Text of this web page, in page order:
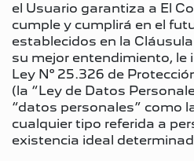
el Usuario garantiza a El
cumple y cumplirá en el
establecidos en la Cláusula
su mejor entendimiento, le
Ley N° 25.326 de
(la “Ley de Datos
“datos personales” como
cualquier tipo referida a
existencia ideal